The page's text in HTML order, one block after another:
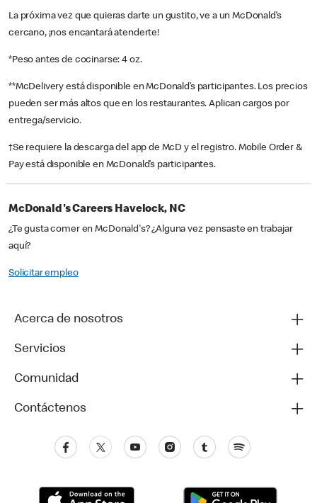
La próxima vez que quieras darte un gustito, ve a un McDonald’s
cercano, ¡nos encantará atenderte!
*Peso antes de cocinarse: 4 oz.
**McDelivery está disponible en McDonald’s participantes. Los precios
pueden ser más altos que en los restaurantes. Aplican cargos por
entrega/servicio.
†Se requiere la descarga del app de McD y el registro. Mobile Order &
Pay está disponible en McDonald’s participantes.
McDonald's Careers Havelock, NC
¿Te gusta comer en McDonald's? ¿Alguna vez pensaste en trabajar
aquí?
Solicitar empleo
Acerca de nosotros
Servicios
Comunidad
Contáctenos